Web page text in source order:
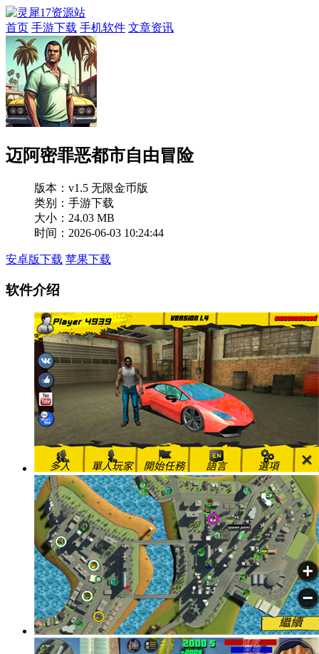
首页 手游下载 手机软件 文章资讯
迈阿密罪恶都市自由冒险
版本： v1.5 无限金币版
类别：手游下载
大小：24.03 MB
时间：2026-06-03 10:24:44
安卓版下载 苹果下载
软件介绍